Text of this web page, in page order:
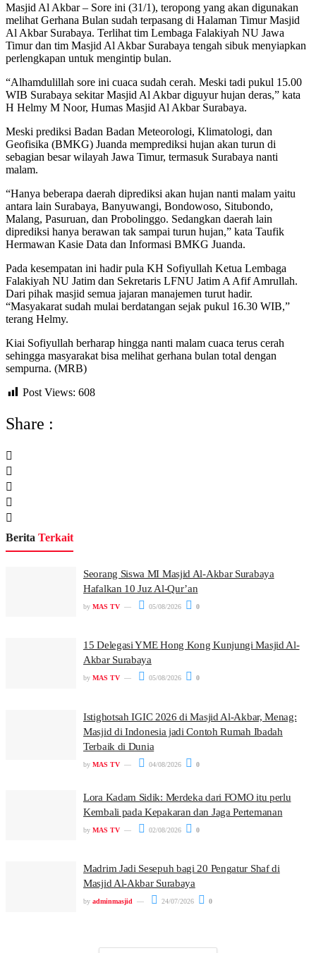
Masjid Al Akbar – Sore ini (31/1), teropong yang akan digunakan
melihat Gerhana Bulan sudah terpasang di Halaman Timur Masjid
Al Akbar Surabaya. Terlihat tim Lembaga Falakiyah NU Jawa
Timur dan tim Masjid Al Akbar Surabaya tengah sibuk menyiapkan
perlengkapan untuk mengintip bulan.
“Alhamdulillah sore ini cuaca sudah cerah. Meski tadi pukul 15.00
WIB Surabaya sekitar Masjid Al Akbar diguyur hujan deras,” kata
H Helmy M Noor, Humas Masjid Al Akbar Surabaya.
Meski prediksi Badan Badan Meteorologi, Klimatologi, dan
Geofisika (BMKG) Juanda memprediksi hujan akan turun di
sebagian besar wilayah Jawa Timur, termasuk Surabaya nanti
malam.
“Hanya beberapa daerah diprediksi akan hujan nanti malam yaitu
antara lain Surabaya, Banyuwangi, Bondowoso, Situbondo,
Malang, Pasuruan, dan Probolinggo. Sedangkan daerah lain
diprediksi hanya berawan tak sampai turun hujan,” kata Taufik
Hermawan Kasie Data dan Informasi BMKG Juanda.
Pada kesempatan ini hadir pula KH Sofiyullah Ketua Lembaga
Falakiyah NU Jatim dan Sekretaris LFNU Jatim A Afif Amrullah.
Dari pihak masjid semua jajaran manajemen turut hadir.
“Masyakarat sudah mulai berdatangan sejak pukul 16.30 WIB,”
terang Helmy.
Kiai Sofiyullah berharap hingga nanti malam cuaca terus cerah
sehingga masyarakat bisa melihat gerhana bulan total dengan
sempurna. (MRB)
Post Views: 608
Share :
Berita Terkait
Seorang Siswa MI Masjid Al-Akbar Surabaya
Hafalkan 10 Juz Al-Qur’an
by MAS TV 05/08/2026 0
15 Delegasi YME Hong Kong Kunjungi Masjid Al-
Akbar Surabaya
by MAS TV 05/08/2026 0
Istighotsah IGIC 2026 di Masjid Al-Akbar, Menag:
Masjid di Indonesia jadi Contoh Rumah Ibadah
Terbaik di Dunia
by MAS TV 04/08/2026 0
Lora Kadam Sidik: Merdeka dari FOMO itu perlu
Kembali pada Kepakaran dan Jaga Pertemanan
by MAS TV 02/08/2026 0
Madrim Jadi Sesepuh bagi 20 Pengatur Shaf di
Masjid Al-Akbar Surabaya
by adminmasjid 24/07/2026 0